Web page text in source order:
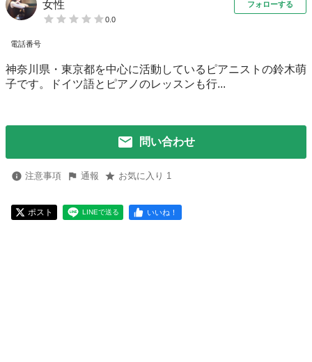
女性
0.0
フォローする
電話番号
神奈川県・東京都を中心に活動しているピアニストの鈴木萌
子です。ドイツ語とピアノのレッスンも行...
問い合わせ
注意事項 通報 お気に入り 1
ポスト LINEで送る いいね！